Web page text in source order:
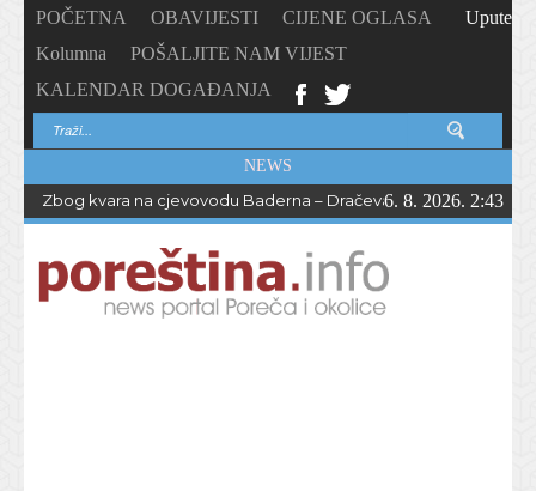
POČETNA OBAVIJESTI
CIJENE OGLASA
Kolumna
POŠALJITE NAM VIJEST
KALENDAR DOGAĐANJA
Upute
NEWS
Zbog kvara na cjevovodu Baderna – Dračevac bez vode do
6. 8. 2026. 2:43